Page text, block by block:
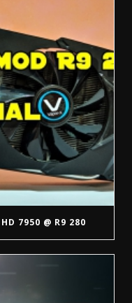
7950 @ R9 280